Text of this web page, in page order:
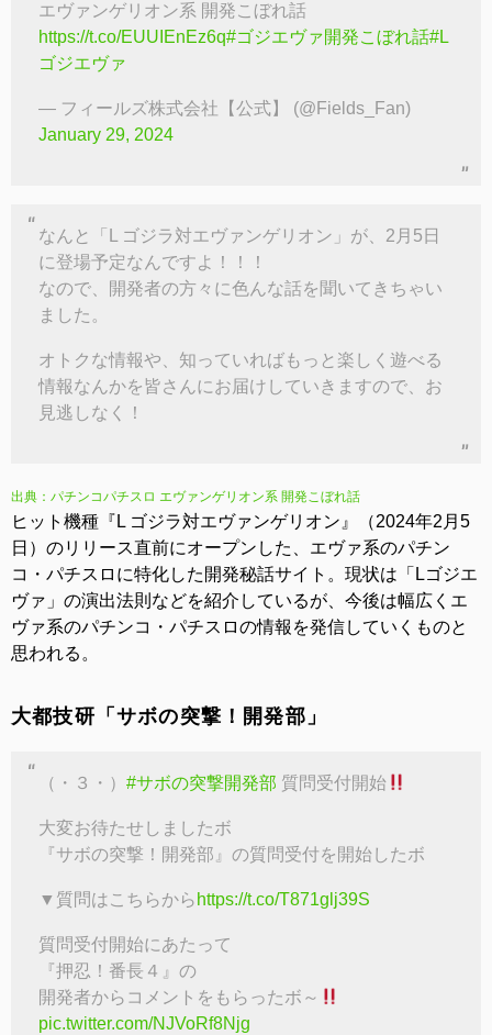
エヴァンゲリオン系 開発こぼれ話
https://t.co/EUUIEnEz6q#ゴジエヴァ開発こぼれ話#L
ゴジエヴァ
— フィールズ株式会社【公式】 (@Fields_Fan)
January 29, 2024
なんと「L ゴジラ対エヴァンゲリオン」が、2月5日
に登場予定なんですよ！！！
なので、開発者の方々に色んな話を聞いてきちゃい
ました。
オトクな情報や、知っていればもっと楽しく遊べる
情報なんかを皆さんにお届けしていきますので、お
見逃しなく！
出典：パチンコパチスロ エヴァンゲリオン系 開発こぼれ話
ヒット機種『L ゴジラ対エヴァンゲリオン』（2024年2月5
日）のリリース直前にオープンした、エヴァ系のパチン
コ・パチスロに特化した開発秘話サイト。現状は「Lゴジエ
ヴァ」の演出法則などを紹介しているが、今後は幅広くエ
ヴァ系のパチンコ・パチスロの情報を発信していくものと
思われる。
大都技研「サボの突撃！開発部」
（・３・） #サボの突撃開発部 質問受付開始
大変お待たせしましたボ
『サボの突撃！開発部』の質問受付を開始したボ
▼質問はこちらから https://t.co/T871glj39S
質問受付開始にあたって
『押忍！番長４』の
開発者からコメントをもらったボ～
pic.twitter.com/NJVoRf8Njg